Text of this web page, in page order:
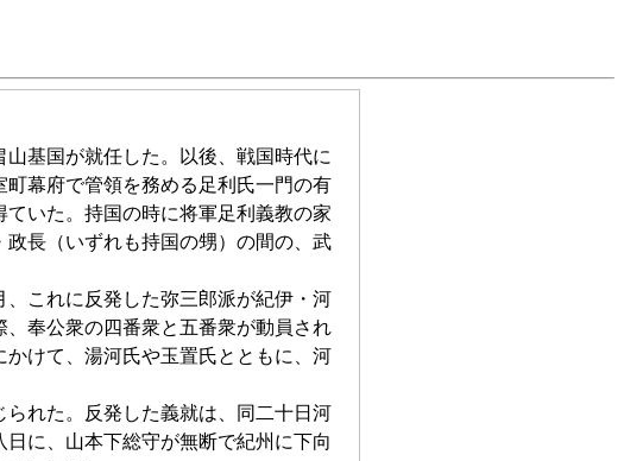
基国が就任した。以後、戦国時代に
幕府で管領を務める足利氏一門の有
いた。持国の時に将軍足利義教の家
長（いずれも持国の甥）の間の、武
これに反発した弥三郎派が紀伊・河
奉公衆の四番衆と五番衆が動員され
けて、湯河氏や玉置氏とともに、河
れた。反発した義就は、同二十日河
に、山本下総守が無断で紀州に下向